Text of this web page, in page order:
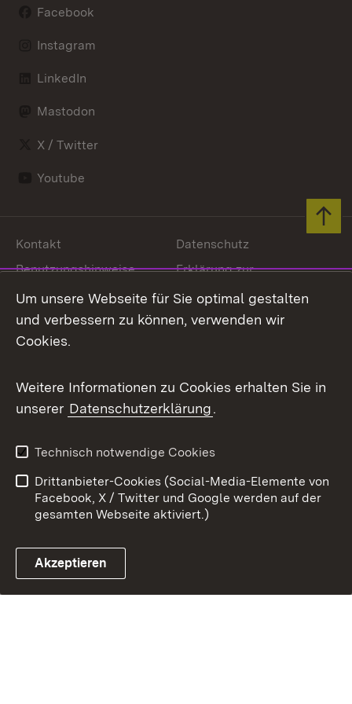
Facebook
Instagram
LinkedIn
Mastodon
X / Twitter
Youtube
Link zum Landesportal
Kontakt
Datenschutz
Benutzungshinweise
Erklärung zur
Impressum
Um unsere Webseite für Sie optimal gestalten
und verbessern zu können, verwenden wir
Cookies.
Weitere Informationen zu Cookies erhalten Sie in
unserer Datenschutzerklärung.
Technisch notwendige Cookies
Drittanbieter-Cookies (Social-Media-Elemente von
Facebook, X / Twitter und Google werden auf der
gesamten Webseite aktiviert.)
Akzeptieren